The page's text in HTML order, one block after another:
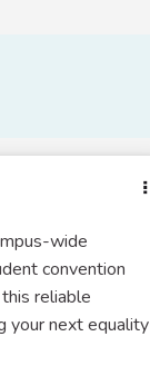
wide
convention
reliable
your next equality